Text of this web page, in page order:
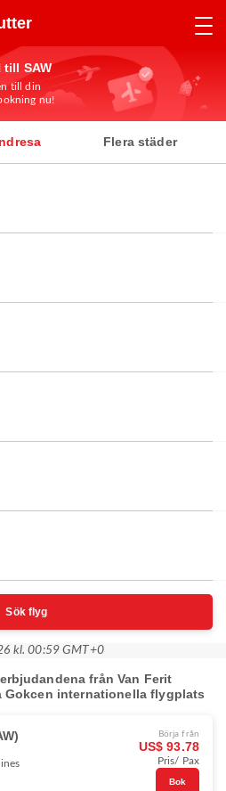
SAW
till din
nu!
Flera städer
Sök flyg
kl. 00:59 GMT+0
från Van Ferit
Gokcen internationella flygplats
Börja från
US$ 93.78
Pris/ Pax
Bok